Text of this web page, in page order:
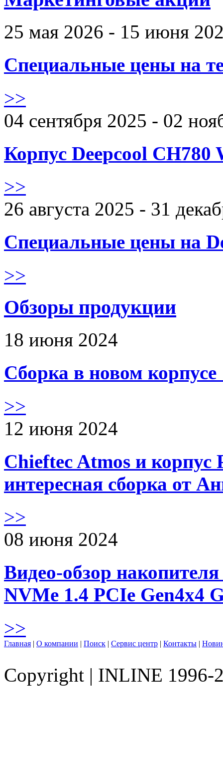
25 мая 2026 - 15 июня
Специальные цены на
>>
04 сентября 2025 - 02
Корпус Deepcool CH780
>>
26 августа 2025 - 31
Специальные цены на
>>
Обзоры продукции
18 июня 2024
Сборка в новом
>>
12 июня 2024
Chieftec Atmos и корпус
интересная сборка от
>>
08 июня 2024
Видео-обзор
NVMe 1.4 PCIe Gen4х4
>>
Главная | О компании | Поиск | Сервис центр | Контакты |
Copyright | INLINE 1996-